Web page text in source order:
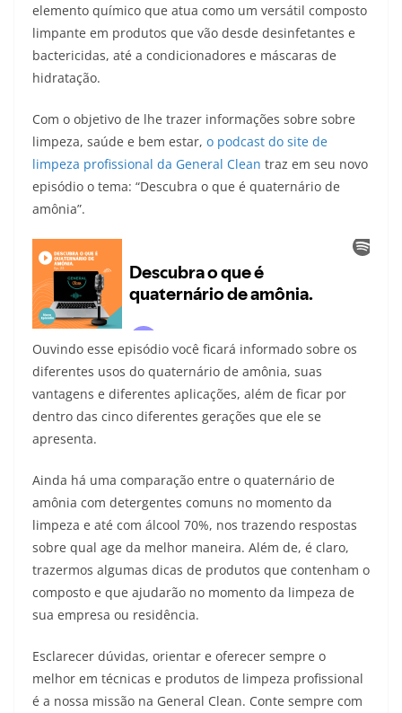
elemento químico que atua como um versátil composto
limpante em produtos que vão desde desinfetantes e
bactericidas, até a condicionadores e máscaras de
hidratação.
Com o objetivo de lhe trazer informações sobre sobre
limpeza, saúde e bem estar, o podcast do site de
limpeza profissional da General Clean traz em seu novo
episódio o tema: “Descubra o que é quaternário de
amônia”.
Ouvindo esse episódio você ficará informado sobre os
diferentes usos do quaternário de amônia, suas
vantagens e diferentes aplicações, além de ficar por
dentro das cinco diferentes gerações que ele se
apresenta.
Ainda há uma comparação entre o quaternário de
amônia com detergentes comuns no momento da
limpeza e até com álcool 70%, nos trazendo respostas
sobre qual age da melhor maneira. Além de, é claro,
trazermos algumas dicas de produtos que contenham o
composto e que ajudarão no momento da limpeza de
sua empresa ou residência.
Esclarecer dúvidas, orientar e oferecer sempre o
melhor em técnicas e produtos de limpeza profissional
é a nossa missão na General Clean. Conte sempre com